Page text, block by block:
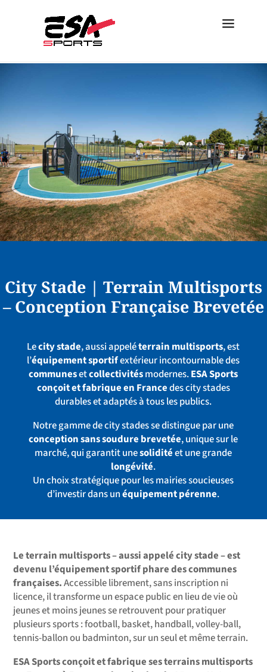
City Stade | Terrain Multisports
– Conception Française Brevetée
Lecity stade, aussi appeléterrain multisports, est
l’équipement sportifextérieur incontournable des
communesetcollectivitésmodernes.ESA Sports
conçoit et fabrique en Francedes city stades
durables et adaptés à tous les publics.
Notre gamme de city stades se distingue par une
conception sans soudure brevetée, unique sur le
marché, qui garantit unesoliditéet une grande
longévité.
Un choix stratégique pour les mairies soucieuses
d’investir dans unéquipement pérenne.
Le terrain multisports – aussi appelé city stade – est
devenu l’équipement sportif phare des communes
françaises.Accessible librement, sans inscription ni
licence, il transforme un espace public en lieu de vie où
jeunes et moins jeunes se retrouvent pour pratiquer
plusieurs sports : football, basket, handball, volley-ball,
tennis-ballon ou badminton, sur un seul et même terrain.
ESA Sports conçoit et fabrique ses terrains multisports